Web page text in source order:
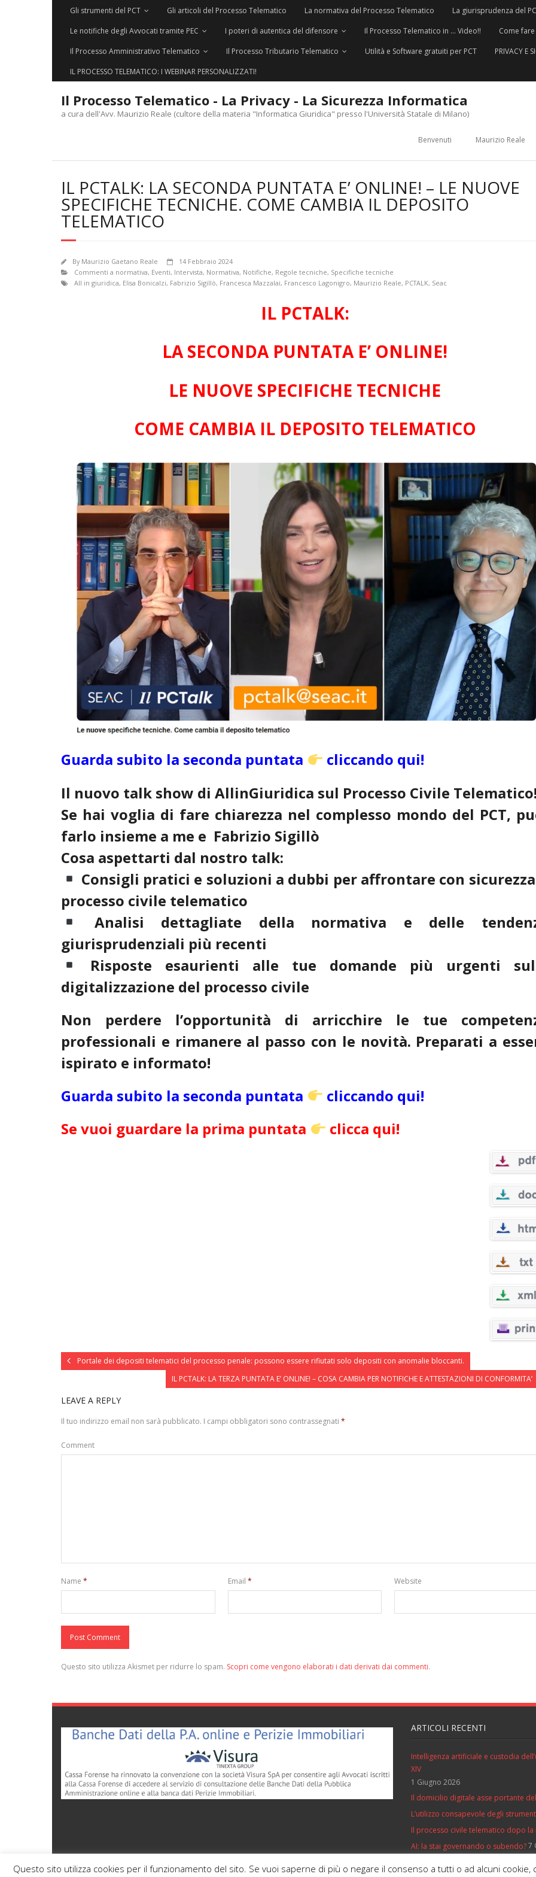
Gli strumenti del PCT Gli articoli del Processo Telematico La normativa del Processo Telematico
La giurisprudenza del
Le notifiche degli Avvocati tramite PEC
I poteri di autentica del difensore Il Processo Telematico in … Video!!
Come
Il Processo Amministrativo Telematico
Il Processo Tributario Telematico Utilità e Software gratuiti per PCT
PRIVACY E
IL PROCESSO TELEMATICO: I WEBINAR PERSONALIZZATI!
Il Processo Telematico - La Privacy - La Sicurezza Informatica
a cura dell'Avv. Maurizio Reale (cultore della materia "Informatica Giuridica" presso l'Università Statale di Milano)
Benvenuti Maurizio Reale
IL PCTALK: LA SECONDA PUNTATA E’ ONLINE! – LE NUOVE
SPECIFICHE TECNICHE. COME CAMBIA IL DEPOSITO
TELEMATICO
By Maurizio Gaetano Reale
14 Febbraio 2024
Commenti a normativa, Eventi, Intervista, Normativa, Notifiche, Regole tecniche, Specifiche tecniche
All in giuridica, Elisa Bonicalzi, Fabrizio Sigillò, Francesca Mazzalai, Francesco Lagonigro, Maurizio Reale, PCTALK, Seac
IL PCTALK:
LA SECONDA PUNTATA E’ ONLINE!
LE NUOVE SPECIFICHE TECNICHE
COME CAMBIA IL DEPOSITO TELEMATICO
Guarda subito la seconda puntata
cliccando qui!
Il nuovo talk show di AllinGiuridica sul Processo Civile Telematico!
Se hai voglia di fare chiarezza nel complesso mondo del PCT,
farlo insieme a me e Fabrizio Sigillò
Cosa aspettarti dal nostro talk:
Consigli pratici e soluzioni a dubbi per affrontare con
processo civile telematico
Analisi dettagliate della normativa e delle
giurisprudenziali più recenti
Risposte esaurienti alle tue domande più urgenti
digitalizzazione del processo civile
Non perdere l’opportunità di arricchire le tue
professionali e rimanere al passo con le novità. Preparati a
ispirato e informato!
Guarda subito la seconda puntata
cliccando qui!
Se vuoi guardare la prima puntata
clicca qui!
Portale dei depositi telematici del processo penale: possono essere rifiutati solo depositi con anomalie bloccanti.
IL PCTALK: LA TERZA PUNTATA E’ ONLINE! – COSA CAMBIA PER NOTIFICHE E ATTESTAZIONI DI CONFORMITA’
LEAVE A REPLY
Il tuo indirizzo email non sarà pubblicato. I campi obbligatori sono contrassegnati *
Comment
Name * Email * Website
Questo sito utilizza Akismet per ridurre lo spam. Scopri come vengono elaborati i dati derivati dai commenti.
ARTICOLI RECENTI
Intelligenza artificiale e custodia
XIV
1 Giugno 2026
Il domicilio digitale asse portante
L’utilizzo consapevole degli
Il processo civile telematico dopo
AI: la stai governando o subendo?7
Questo sito utilizza cookies per il funzionamento del sito. Se vuoi saperne di più o negare il consenso a tutti o ad alcuni